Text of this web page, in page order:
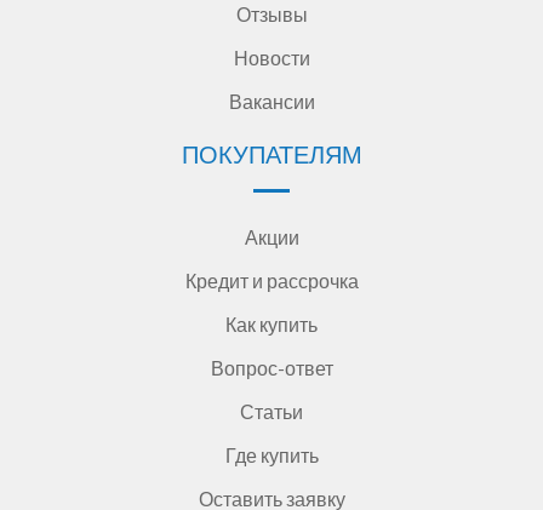
Отзывы
Новости
Вакансии
ПОКУПАТЕЛЯМ
Акции
Кредит и рассрочка
Как купить
Вопрос-ответ
Статьи
Где купить
Оставить заявку